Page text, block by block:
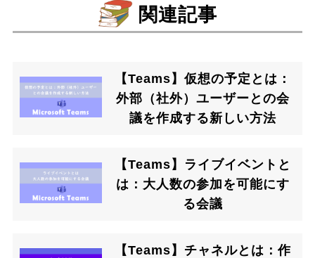
関連記事
【Teams】仮想の予定とは：
外部（社外）ユーザーとの会
議を作成する新しい方法
【Teams】ライブイベントと
は：大人数の参加を可能にす
る会議
【Teams】チャネルとは：作